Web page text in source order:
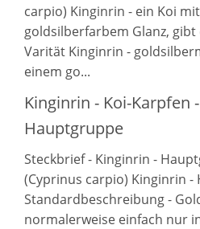
carpio) Kinginrin - ein Koi
goldsilberfarbem Glanz,
Varität Kinginrin -
einem go...
Kinginrin - Koi-Karpfen
Hauptgruppe
Steckbrief - Kinginrin -
(Cyprinus carpio) Kinginrin -
Standardbeschreibung -
normalerweise einfach nur